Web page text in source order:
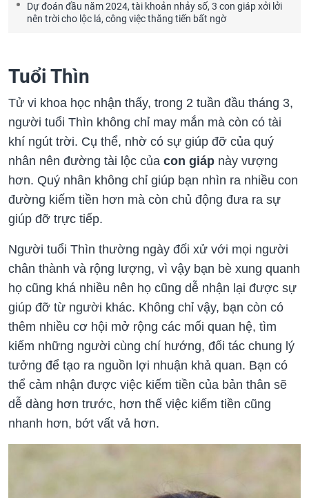
Dự đoán đầu năm 2024, tài khoản nhảy số, 3 con giáp xởi lởi
nên trời cho lộc lá, công việc thăng tiến bất ngờ
Tuổi Thìn
Tử vi khoa học nhận thấy, trong 2 tuần đầu tháng 3,
người tuổi Thìn không chỉ may mắn mà còn có tài
khí ngút trời. Cụ thể, nhờ có sự giúp đỡ của quý
nhân nên đường tài lộc của con giáp này vượng
hơn. Quý nhân không chỉ giúp bạn nhìn ra nhiều con
đường kiếm tiền hơn mà còn chủ động đưa ra sự
giúp đỡ trực tiếp.
Người tuổi Thìn thường ngày đối xử với mọi người
chân thành và rộng lượng, vì vậy bạn bè xung quanh
họ cũng khá nhiều nên họ cũng dễ nhận lại được sự
giúp đỡ từ người khác. Không chỉ vậy, bạn còn có
thêm nhiều cơ hội mở rộng các mối quan hệ, tìm
kiếm những người cùng chí hướng, đối tác chung lý
tưởng để tạo ra nguồn lợi nhuận khả quan. Bạn có
thể cảm nhận được việc kiếm tiền của bản thân sẽ
dễ dàng hơn trước, hơn thế việc kiếm tiền cũng
nhanh hơn, bớt vất vả hơn.